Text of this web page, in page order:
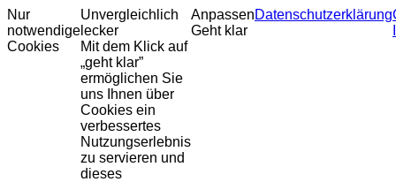
Nur
notwendige
Cookies
Unvergleichlich
lecker
Mit dem Klick auf
„geht klar”
ermöglichen Sie
uns Ihnen über
Cookies ein
verbessertes
Nutzungserlebnis
zu servieren und
dieses
Anpassen
Geht klar
Datenschutzerklärung